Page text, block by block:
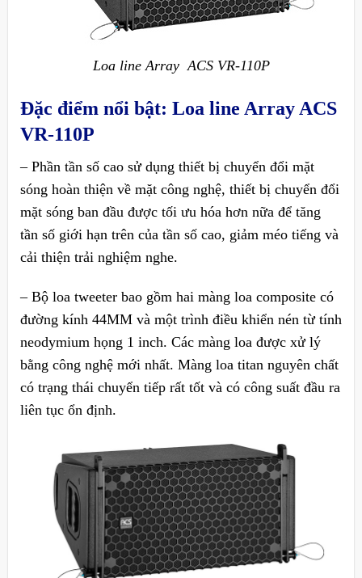
Loa line Array ACS VR-110P
Đặc điểm nổi bật: Loa line Array ACS
VR-110P
– Phần tần số cao sử dụng thiết bị chuyển đổi mặt
sóng hoàn thiện về mặt công nghệ, thiết bị chuyển đổi
mặt sóng ban đầu được tối ưu hóa hơn nữa để tăng
tần số giới hạn trên của tần số cao, giảm méo tiếng và
cải thiện trải nghiệm nghe.
– Bộ loa tweeter bao gồm hai màng loa composite có
đường kính 44MM và một trình điều khiển nén từ tính
neodymium họng 1 inch. Các màng loa được xử lý
bằng công nghệ mới nhất. Màng loa titan nguyên chất
có trạng thái chuyển tiếp rất tốt và có công suất đầu ra
liên tục ổn định.